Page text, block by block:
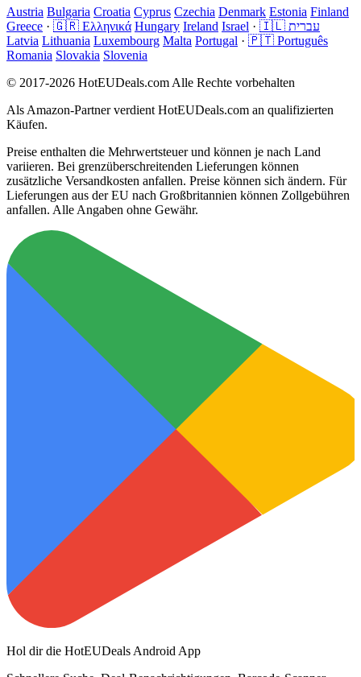
Austria Bulgaria Croatia Cyprus Czechia Denmark Estonia Finland
Greece · 🇬🇷 Ελληνικά Hungary Ireland Israel ·
🇮🇱 עברית
Latvia Lithuania Luxembourg Malta Portugal · 🇵🇹 Português
Romania Slovakia Slovenia
© 2017-2026 HotEUDeals.com Alle Rechte vorbehalten
Als Amazon-Partner verdient HotEUDeals.com an qualifizierten
Käufen.
Preise enthalten die Mehrwertsteuer und können je nach Land
variieren. Bei grenzüberschreitenden Lieferungen können
zusätzliche Versandkosten anfallen. Preise können sich ändern. Für
Lieferungen aus der EU nach Großbritannien können Zollgebühren
anfallen. Alle Angaben ohne Gewähr.
Hol dir die HotEUDeals Android App